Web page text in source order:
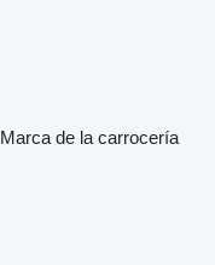
Marca de la carrocería